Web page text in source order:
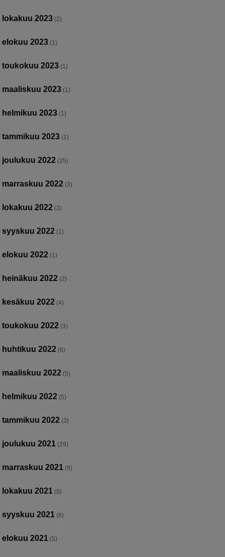
lokakuu 2023 (2)
elokuu 2023 (1)
toukokuu 2023 (1)
maaliskuu 2023 (1)
helmikuu 2023 (1)
tammikuu 2023 (1)
joulukuu 2022 (25)
marraskuu 2022 (3)
lokakuu 2022 (3)
syyskuu 2022 (1)
elokuu 2022 (1)
heinäkuu 2022 (2)
kesäkuu 2022 (4)
toukokuu 2022 (3)
huhtikuu 2022 (6)
maaliskuu 2022 (5)
helmikuu 2022 (5)
tammikuu 2022 (3)
joulukuu 2021 (29)
marraskuu 2021 (9)
lokakuu 2021 (8)
syyskuu 2021 (8)
elokuu 2021 (5)